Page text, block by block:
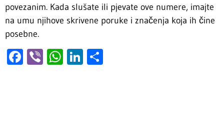
povezanim. Kada slušate ili pjevate ove numere, imajte
na umu njihove skrivene poruke i značenja koja ih čine
posebne.
Facebook
ViberWhatsApp
LinkedIn